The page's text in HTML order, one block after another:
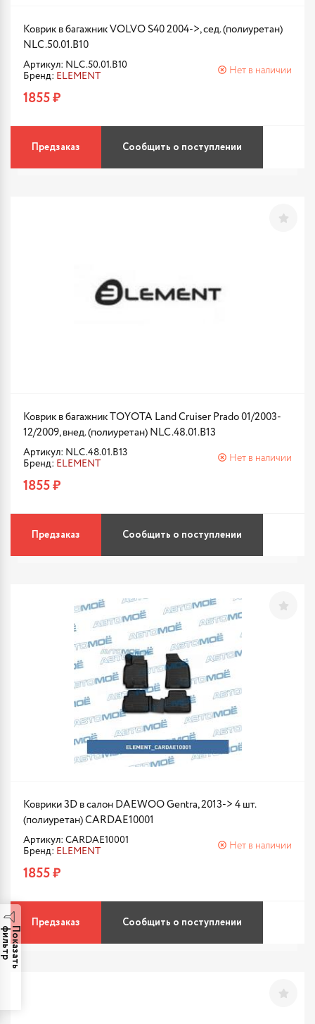
П
о
к
а
з
а
т
ь
ф
и
л
ь
т
Коврик в багажник VOLVO S40 2004->, сед. (полиуретан)
NLC.50.01.B10
Артикул: NLC.50.01.B10
Бренд: ELEMENT
Нет в наличии
1855 ₽
Предзаказ Сообщить о поступлении
Коврик в багажник TOYOTA Land Cruiser Prado 01/2003-
12/2009, внед. (полиуретан) NLC.48.01.B13
Артикул: NLC.48.01.B13
Бренд: ELEMENT
Нет в наличии
1855 ₽
Предзаказ Сообщить о поступлении
Коврики 3D в салон DAEWOO Gentra, 2013-> 4 шт.
(полиуретан) CARDAE10001
Артикул: CARDAE10001
Бренд: ELEMENT
Нет в наличии
1855 ₽
Предзаказ Сообщить о поступлении